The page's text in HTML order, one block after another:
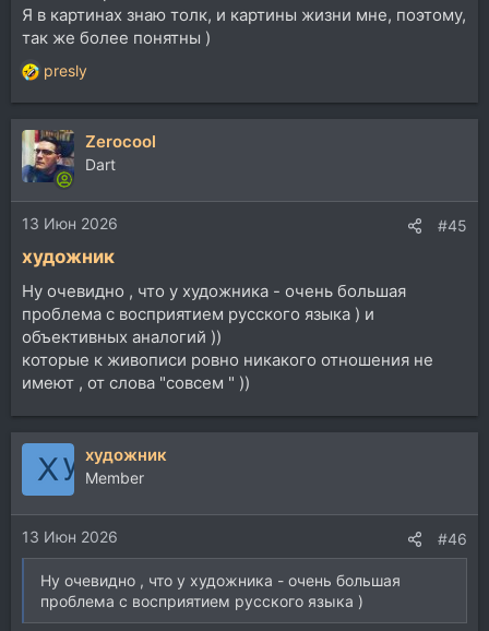
Я в картинах знаю толк, и картины жизни мне, поэтому,
так же более понятны )
Р
е
а
к
ц
и
и
:
presly
Zerocool
Dart
13 Июн 2026 #45
художник
Ну очевидно , что у художника - очень большая
проблема с восприятием русского языка ) и
объективных аналогий ))
которые к живописи ровно никакого отношения не
имеют , от слова "совсем " ))
художник
Member
13 Июн 2026 #46
Ну очевидно , что у художника - очень большая
проблема с восприятием русского языка )